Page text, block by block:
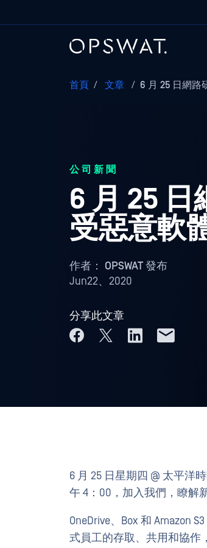
首頁 / 文章 / 6 月 25 日網路
公司新聞
6 月 25
受惡意軟
作者： OPSWAT 發布
Jun22、2020
分享此文章
6 月 25 日星期四 @ 太平洋
午 4：00，加入我們，瞭解
OneDrive、Box 和 Amazon
式員工的存取、共用和協作